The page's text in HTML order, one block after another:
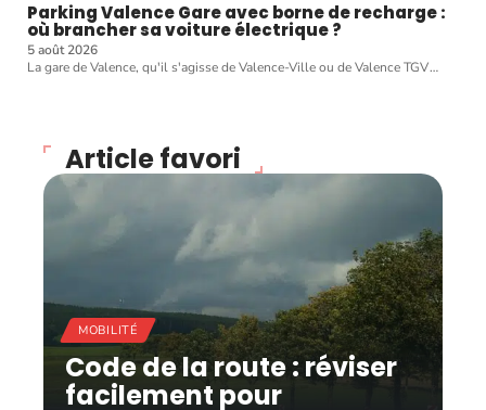
Parking Valence Gare avec borne de recharge :
où brancher sa voiture électrique ?
5 août 2026
La gare de Valence, qu'il s'agisse de Valence-Ville ou de Valence TGV…
Article favori
MOBILITÉ
Code de la route : réviser
facilement pour